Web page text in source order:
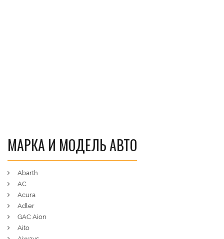
МАРКА И МОДЕЛЬ АВТО
Abarth
AC
Acura
Adler
GAC Aion
Aito